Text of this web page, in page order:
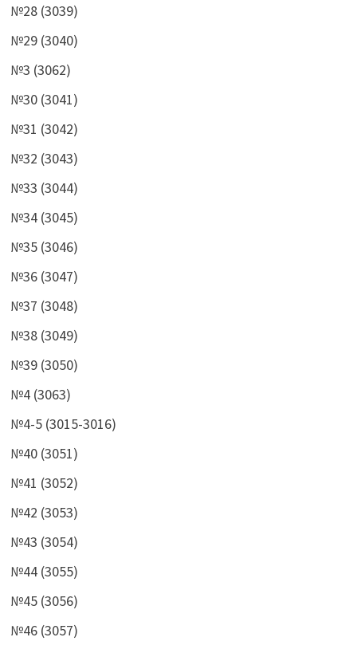
№28 (3039)
№29 (3040)
№3 (3062)
№30 (3041)
№31 (3042)
№32 (3043)
№33 (3044)
№34 (3045)
№35 (3046)
№36 (3047)
№37 (3048)
№38 (3049)
№39 (3050)
№4 (3063)
№4-5 (3015-3016)
№40 (3051)
№41 (3052)
№42 (3053)
№43 (3054)
№44 (3055)
№45 (3056)
№46 (3057)